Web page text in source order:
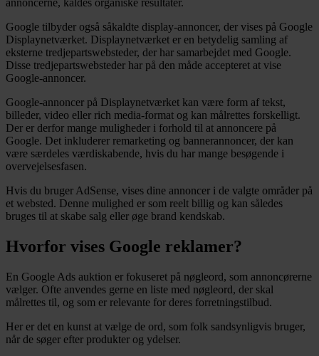
annoncerne, kaldes organiske resultater.
Google tilbyder også såkaldte display-annoncer, der vises på Google
Displaynetværket. Displaynetværket er en betydelig samling af
eksterne tredjepartswebsteder, der har samarbejdet med Google.
Disse tredjepartswebsteder har på den måde accepteret at vise
Google-annoncer.
Google-annoncer på Displaynetværket kan være form af tekst,
billeder, video eller rich media-format og kan målrettes forskelligt.
Der er derfor mange muligheder i forhold til at annoncere på
Google. Det inkluderer remarketing og bannerannoncer, der kan
være særdeles værdiskabende, hvis du har mange besøgende i
overvejelsesfasen.
Hvis du bruger AdSense, vises dine annoncer i de valgte områder på
et websted. Denne mulighed er som reelt billig og kan således
bruges til at skabe salg eller øge brand kendskab.
Hvorfor vises Google reklamer?
En Google Ads auktion er fokuseret på nøgleord, som annoncørerne
vælger. Ofte anvendes gerne en liste med nøgleord, der skal
målrettes til, og som er relevante for deres forretningstilbud.
Her er det en kunst at vælge de ord, som folk sandsynligvis bruger,
når de søger efter produkter og ydelser.